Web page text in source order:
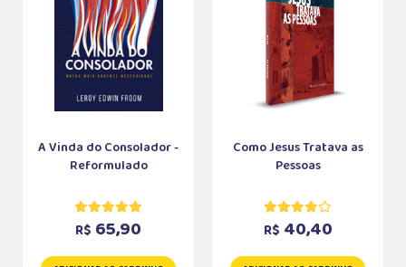
A Vinda do Consolador -
Reformulado
R$ 65,90
Como Jesus Tratava as
Pessoas
R$ 40,40